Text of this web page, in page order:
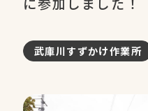
武庫川すずかけ作業所